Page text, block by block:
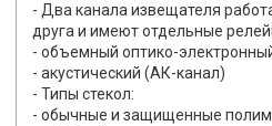
- Два канала извещателя
друга и имеют отдельные
- объемный оптико-
- акустический (АК-канал)
- Типы стекол:
- обычные и защищенные